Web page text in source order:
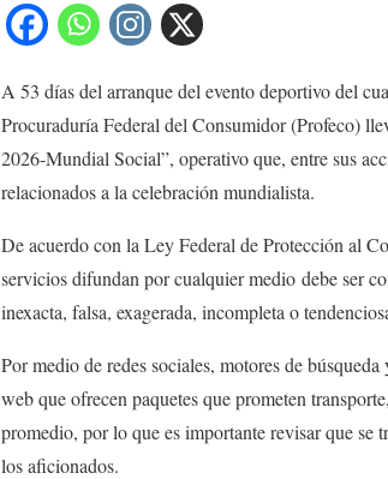
A 53 días del arranque del evento deportivo del
Procuraduría Federal del Consumidor (Profeco)
2026-Mundial Social”, operativo que, entre sus
relacionados a la celebración mundialista.
De acuerdo con la Ley Federal de Protección al
servicios difundan por cualquier medio debe ser
inexacta, falsa, exagerada, incompleta o
Por medio de redes sociales, motores de
web que ofrecen paquetes que prometen
promedio, por lo que es importante revisar que se
los aficionados.